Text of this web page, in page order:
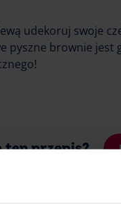
udekoruj swoje
pyszne brownie jest
ten przepis?